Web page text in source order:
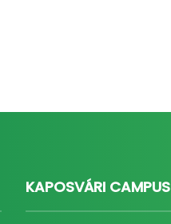
KAPOSVÁRI CAMPUS